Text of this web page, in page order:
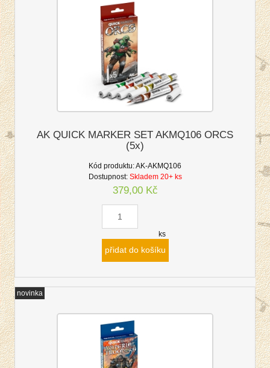
AK QUICK MARKER SET AKMQ106 ORCS
(5x)
Kód produktu:AK-AKMQ106
Dostupnost: Skladem 20+ ks
379,00 Kč
ks
přidat do košíku
novinka